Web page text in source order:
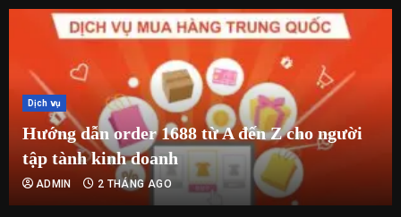
Dịch vụ
Hướng dẫn order 1688 từ A đến Z cho người
tập tành kinh doanh
ADMIN 2 THÁNG AGO